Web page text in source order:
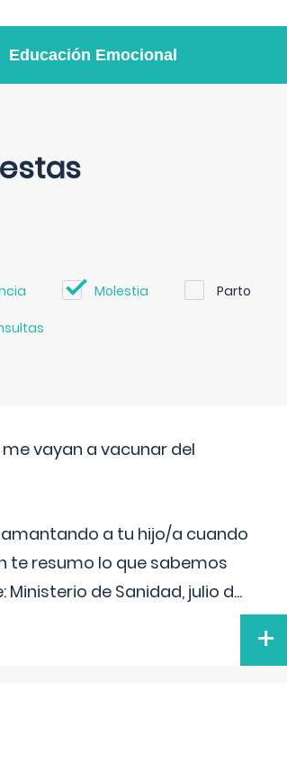
Educación Emocional
Molestia Parto
vayan a vacunar del
a tu hijo/a cuando
te resumo lo que sabemos
de Sanidad, julio d...
+